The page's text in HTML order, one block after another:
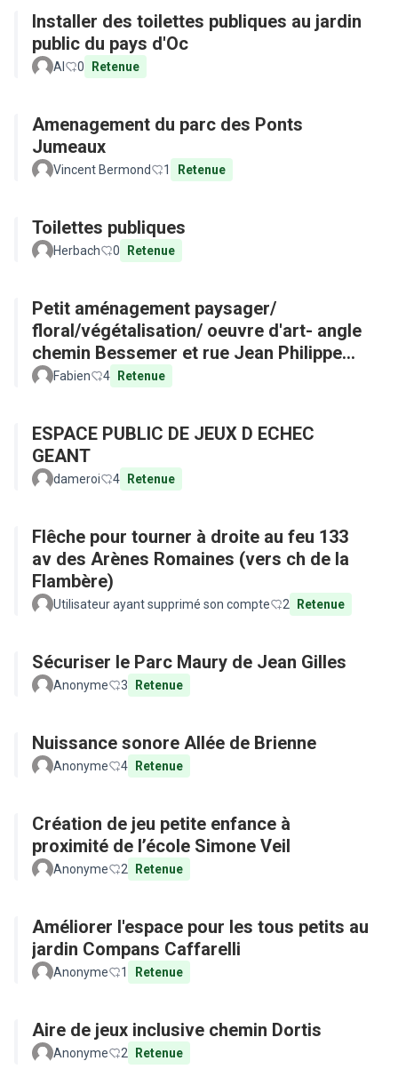
Installer des toilettes publiques au jardin
public du pays d'Oc
Al 0 Retenue
Amenagement du parc des Ponts
Jumeaux
Vincent Bermond 1 Retenue
Toilettes publiques
Herbach 0 Retenue
Petit aménagement paysager/
floral/végétalisation/ oeuvre d'art- angle
chemin Bessemer et rue Jean Philippe
Rameau
Fabien 4 Retenue
ESPACE PUBLIC DE JEUX D ECHEC
GEANT
dameroi 4 Retenue
Flêche pour tourner à droite au feu 133
av des Arènes Romaines (vers ch de la
Flambère)
Utilisateur ayant supprimé son compte 2 Retenue
Sécuriser le Parc Maury de Jean Gilles
Anonyme 3 Retenue
Nuissance sonore Allée de Brienne
Anonyme 4 Retenue
Création de jeu petite enfance à
proximité de l’école Simone Veil
Anonyme 2 Retenue
Améliorer l'espace pour les tous petits au
jardin Compans Caffarelli
Anonyme 1 Retenue
Aire de jeux inclusive chemin Dortis
Anonyme 2 Retenue